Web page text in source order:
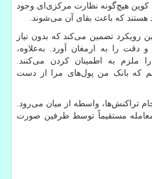
کوین هیچ‌گونه نظارت مرکزی‌ای وجود
هستند که باعث بقای آن می‌شوند.
رویکرد تضمین می‌کند که بدون نیاز
دقت را به ارمغان آورد. به‌علاوه،
ملزم به اطمینان کردن می‌کنند.
که بانک من پول‌های مرا از دست
تراکنش‌ها، واسطه از میان می‌رود.
مستقیماً توسط طرفین صورت